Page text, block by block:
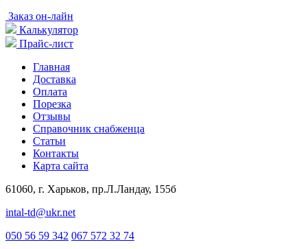
Заказ он-лайн
Калькулятор
Прайс-лист
Главная
Доставка
Оплата
Порезка
Отзывы
Справочник снабженца
Статьи
Контакты
Карта сайта
61060, г. Харьков, пр.Л.Ландау, 155б
intal-td@ukr.net
050 56 59 342 067 572 32 74